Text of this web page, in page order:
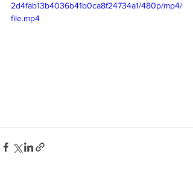
2d4fab13b4036b41b0ca8f24734a1/480p/mp4/
file.mp4